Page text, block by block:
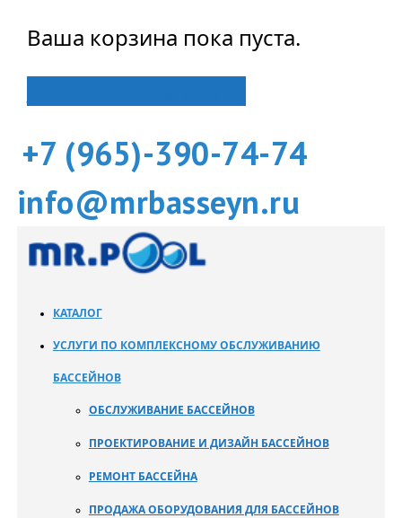
Ваша корзина пока пуста.
+7 (965)-390-74-74
info@mrbasseyn.ru
КАТАЛОГ
УСЛУГИ ПО КОМПЛЕКСНОМУ ОБСЛУЖИВАНИЮ
БАССЕЙНОВ
ОБСЛУЖИВАНИЕ БАССЕЙНОВ
ПРОЕКТИРОВАНИЕ И ДИЗАЙН БАССЕЙНОВ
РЕМОНТ БАССЕЙНА
ПРОДАЖА ОБОРУДОВАНИЯ ДЛЯ БАССЕЙНОВ